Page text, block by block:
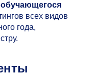
всех видов
года,